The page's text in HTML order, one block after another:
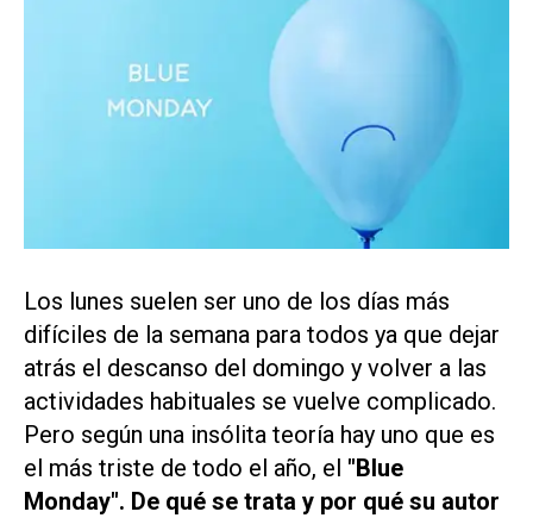
Los lunes suelen ser uno de los días más
difíciles de la semana para todos ya que dejar
atrás el descanso del domingo y volver a las
actividades habituales se vuelve complicado.
Pero según una insólita teoría hay uno que es
el más triste de todo el año, el "Blue
Monday". De qué se trata y por qué su autor